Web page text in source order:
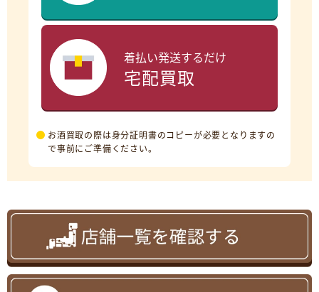
着払い発送するだけ
宅配買取
お酒買取の際は身分証明書のコピーが必要となりますの
で事前にご準備ください。